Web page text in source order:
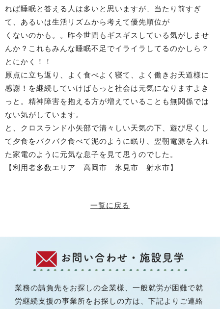
れば睡眠と答える人は多いと思いますが、当たり前すぎ
て、あるいは生活リズムから考えて優先順位が
くないのかも。。昨今世間もギスギスしている気がしませ
んか？これもみんな睡眠不足でイライラしてるのかしら？
とにかく！！
原点に立ち返り、よく食べよく寝て、よく働きお天道様に
感謝！を継続していけばもっと社会は元気になりますよき
っと。精神障害を抱える方が増えていることも無関係では
ない気がしています。
と、クロスランド小矢部で清々しい天気の下、遊び尽くし
て夕食をバクバク食べて泥のように眠り、翌朝電源を入れ
た家電のように元気な息子を見て思うのでした。
【利用者多数エリア 高岡市 氷見市 射水市】​​
一覧に戻る
お問い合わせ・施設見学
業務の請負先をお探しの企業様、一般就労が困難で就
労継続支援の事業所をお探しの方は、下記よりご連絡